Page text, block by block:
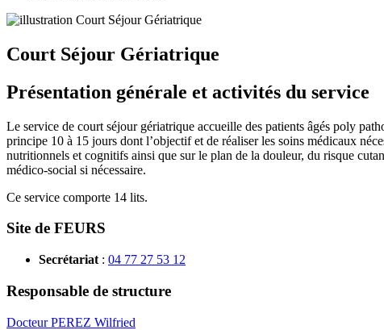
Court Séjour Gériatrique
Présentation générale et activités du service
Le service de court séjour gériatrique accueille des patients âgés poly
principe 10 à 15 jours dont l’objectif et de réaliser les soins médicaux
nutritionnels et cognitifs ainsi que sur le plan de la douleur, du risque
médico-social si nécessaire.
Ce service comporte 14 lits.
Site de FEURS
Secrétariat : 04 77 27 53 12
Responsable de structure
Docteur PEREZ Wilfried